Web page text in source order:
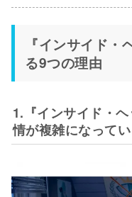
『インサイド
る9つの理由
1.『インサイド・
情が複雑になって